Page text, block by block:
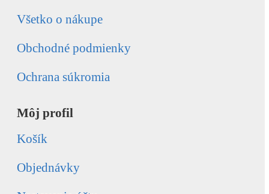
Všetko o nákupe
Obchodné podmienky
Ochrana súkromia
Môj profil
Košík
Objednávky